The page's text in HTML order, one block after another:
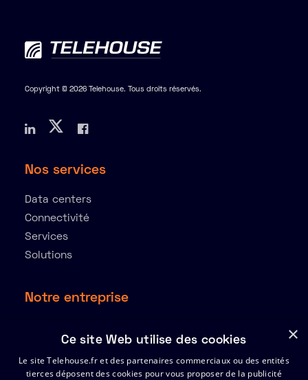
Copyright © 2026 Telehouse. Tous droits réservés.
Nos services
Data centers
Connectivité
Services
Solutions
Notre entreprise
Ressources
Partenaires
×
Ce site Web utilise des cookies
Le site Telehouse.fr et des partenaires commerciaux ou des entités
tierces déposent des cookies pour vous proposer de la publicité